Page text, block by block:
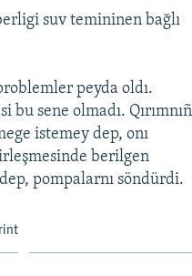
suv temininen bağlı
peyda oldı.
bu sene olmadı.
istemey dep, onı
berilgen
pompalarnı söndürdi.